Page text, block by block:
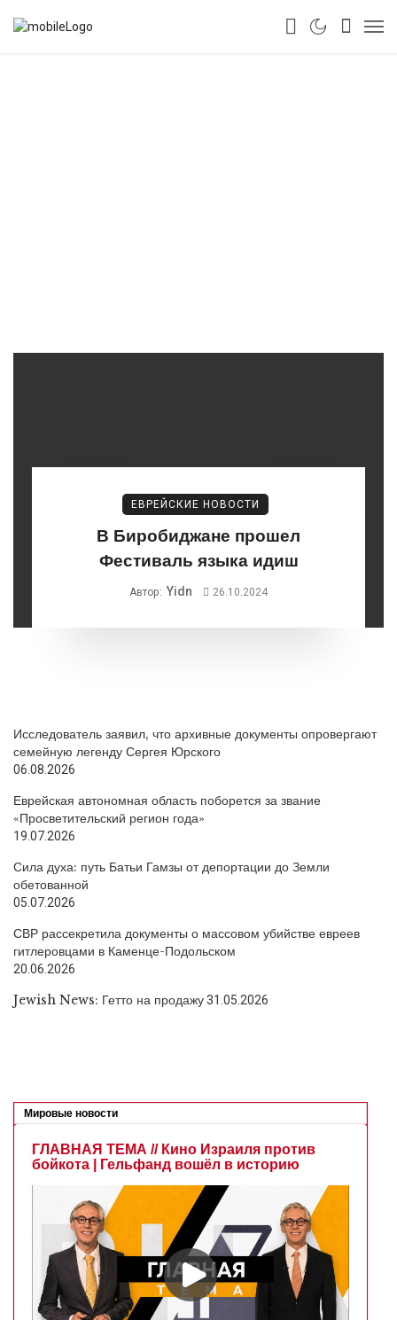
ЕВРЕЙСКИЕ НОВОСТИ
В Биробиджане прошел
Фестиваль языка идиш
Автор: Yidn 26.10.2024
Исследователь заявил, что архивные документы опровергают
семейную легенду Сергея Юрского
06.08.2026
Еврейская автономная область поборется за звание
«Просветительский регион года»
19.07.2026
Сила духа: путь Батьи Гамзы от депортации до Земли
обетованной
05.07.2026
СВР рассекретила документы о массовом убийстве евреев
гитлеровцами в Каменце-Подольском
20.06.2026
Jewish News: Гетто на продажу31.05.2026